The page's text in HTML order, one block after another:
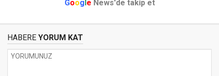
Google News'de takip et
HABERE YORUM KAT